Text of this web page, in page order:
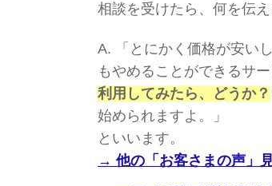
相談を受けたら、何を伝え
A.
「とにかく価格が安い
もやめることができるサー
利用してみたら、どうか？
始められますよ。」
といいます。
→ 他の「お客さまの声」